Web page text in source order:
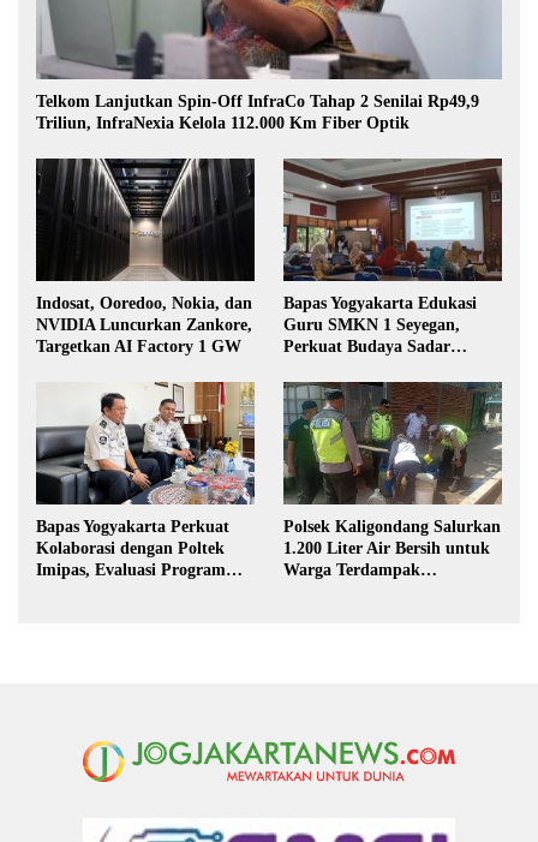
Telkom Lanjutkan Spin-Off InfraCo Tahap 2 Senilai Rp49,9
Triliun, InfraNexia Kelola 112.000 Km Fiber Optik
Indosat, Ooredoo, Nokia, dan
NVIDIA Luncurkan Zankore,
Targetkan AI Factory 1 GW
Bapas Yogyakarta Edukasi
Guru SMKN 1 Seyegan,
Perkuat Budaya Sadar
Bapas Yogyakarta Perkuat
Kolaborasi dengan Poltek
Imipas, Evaluasi Program
Polsek Kaligondang Salurkan
1.200 Liter Air Bersih untuk
Warga Terdampak